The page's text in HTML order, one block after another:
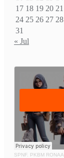
17 18 19 20 21
24 25 26 27 28
31
« Jul
SPNF. PKBM RONAA